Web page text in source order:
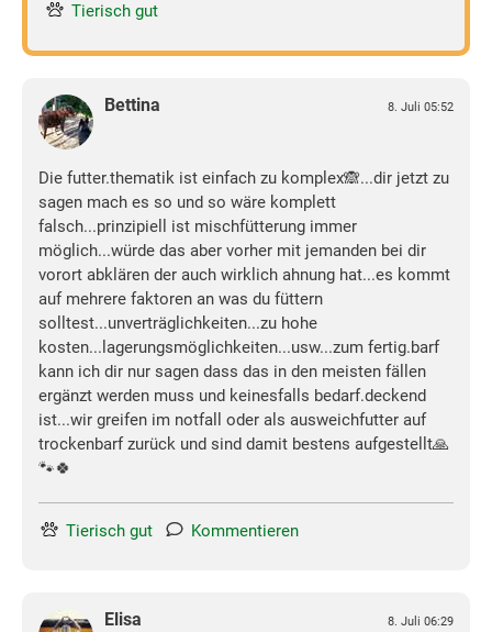
Tierisch gut
Bettina 8. Juli 05:52
Die futter.thematik ist einfach zu komplex🙈...dir jetzt zu
sagen mach es so und so wäre komplett
falsch...prinzipiell ist mischfütterung immer
möglich...würde das aber vorher mit jemanden bei dir
vorort abklären der auch wirklich ahnung hat...es kommt
auf mehrere faktoren an was du füttern
solltest...unverträglichkeiten...zu hohe
kosten...lagerungsmöglichkeiten...usw...zum fertig.barf
kann ich dir nur sagen dass das in den meisten fällen
ergänzt werden muss und keinesfalls bedarf.deckend
ist...wir greifen im notfall oder als ausweichfutter auf
trockenbarf zurück und sind damit bestens aufgestellt🙏
🐾🍀
Tierisch gut Kommentieren
Elisa 8. Juli 06:29